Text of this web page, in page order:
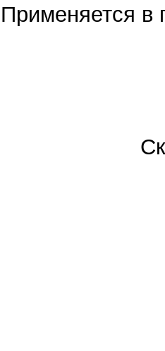
Применяется в